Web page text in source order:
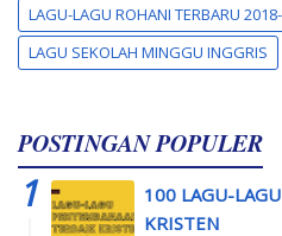
LAGU-LAGU ROHANI TERBARU
LAGU SEKOLAH MINGGU INGGRIS
POSTINGAN POPULER
100 LAGU-
KRISTEN